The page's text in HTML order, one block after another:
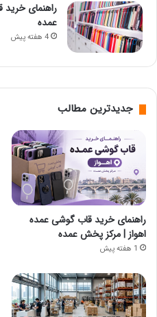
راهنمای
عمده
4 هفته پیش
جدیدترین مطالب
راهنمای خرید قاب گوشی عمده
اهواز | مرکز پخش عمده
1 هفته پیش